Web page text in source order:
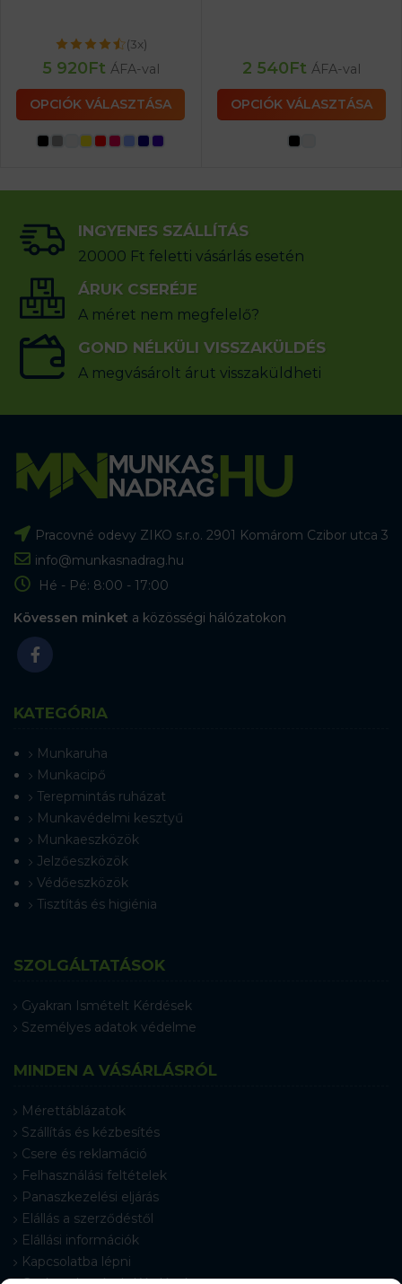
(3x)
5 920Ft ÁFA-val
OPCIÓK VÁLASZTÁSA
2 540Ft ÁFA-val
OPCIÓK VÁLASZTÁSA
INGYENES SZÁLLÍTÁS
20000 Ft feletti vásárlás esetén
ÁRUK CSERÉJE
A méret nem megfelelő?
GOND NÉLKÜLI VISSZAKÜLDÉS
A megvásárolt árut visszaküldheti
Pracovné odevy ZIKO s.r.o. 2901 Komárom Czibor utca 3
info@munkasnadrag.hu
Hé - Pé: 8:00 - 17:00
Kövessen minket a közösségi hálózatokon
KATEGÓRIA
Munkaruha
Munkacipő
Terepmintás ruházat
Munkavédelmi kesztyű
Munkaeszközök
Jelzőeszközök
Védőeszközök
Tisztítás és higiénia
SZOLGÁLTATÁSOK
Gyakran Ismételt Kérdések
Személyes adatok védelme
MINDEN A VÁSÁRLÁSRÓL
Mérettáblázatok
Szállítás és kézbesítés
Csere és reklamáció
Felhasználási feltételek
Panaszkezelési eljárás
Elállás a szerződéstől
Elállási információk
Kapcsolatba lépni